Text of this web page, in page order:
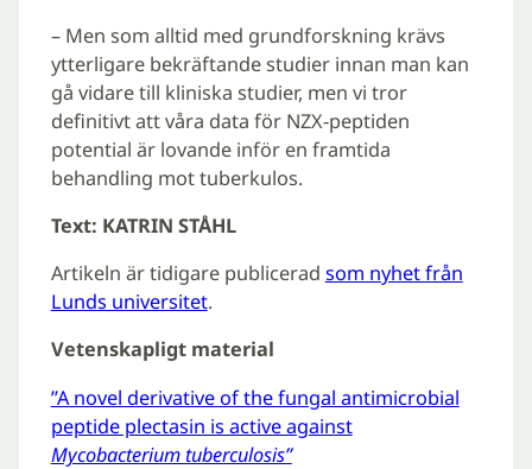
– Men som alltid med grundforskning krävs
ytterligare bekräftande studier innan man kan
gå vidare till kliniska studier, men vi tror
definitivt att våra data för NZX-peptiden
potential är lovande inför en framtida
behandling mot tuberkulos.
Text: KATRIN STÅHL
Artikeln är tidigare publicerad som nyhet från
Lunds universitet.
Vetenskapligt material
”A novel derivative of the fungal antimicrobial
peptide plectasin is active against
Mycobacterium tuberculosis”